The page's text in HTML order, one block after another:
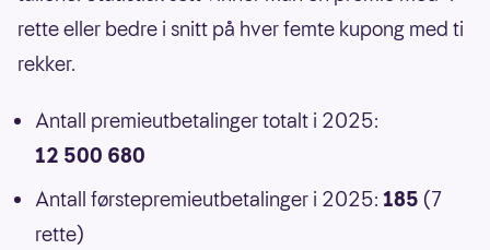
rette eller bedre i snitt på hver femte kupong med ti
rekker.
Antall premieutbetalinger totalt i 2025:
12 500 680
Antall førstepremieutbetalinger i 2025: 185 (7
rette)